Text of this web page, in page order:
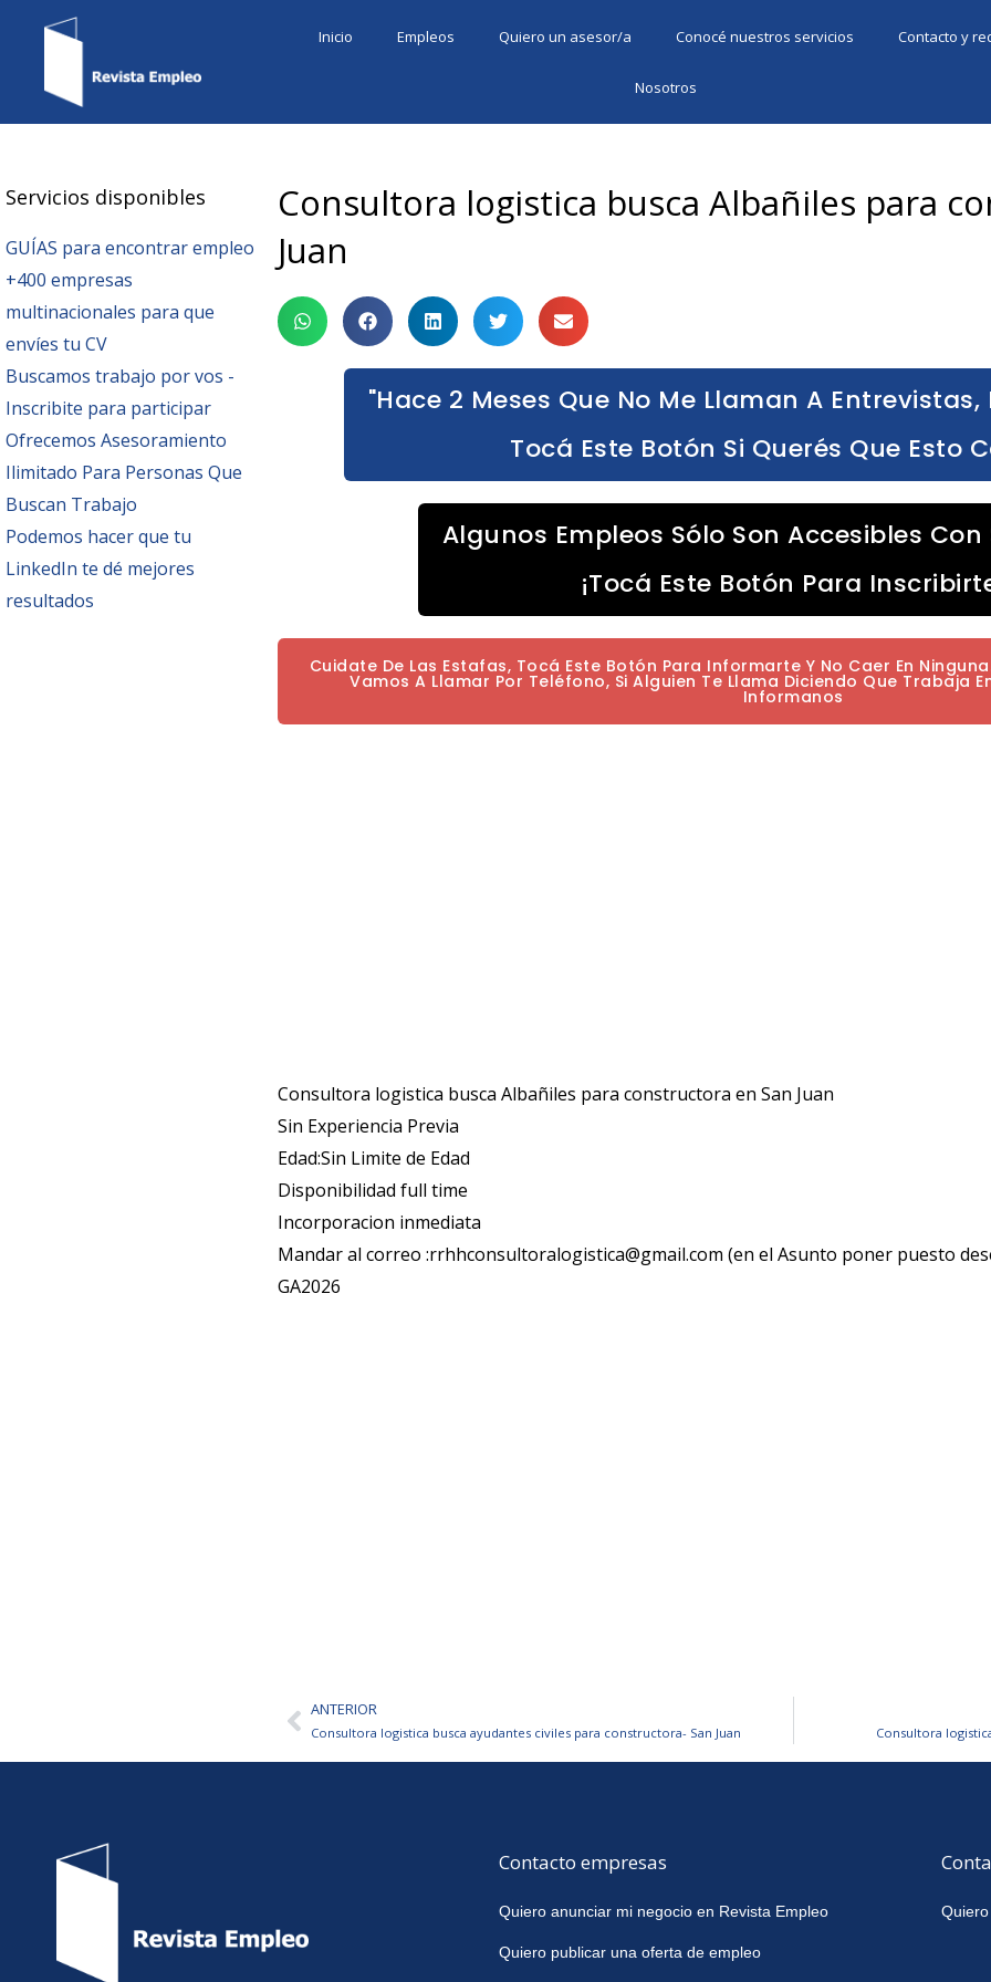
Inicio Empleos Quiero un asesor/a Conocé nuestros servicios Contacto y
Nosotros
Servicios disponibles
GUÍAS para encontrar empleo
+400 empresas
multinacionales para que
envíes tu CV
Buscamos trabajo por vos -
Inscribite para participar
Ofrecemos Asesoramiento
Ilimitado Para Personas Que
Buscan Trabajo
Podemos hacer que tu
LinkedIn te dé mejores
resultados
Consultora logistica busca Albañiles para
Juan
"Hace 2 Meses Que No Me Llaman A Entrevistas,
Tocá Este Botón Si Querés Que Esto
Algunos Empleos Sólo Son Accesibles
¡Tocá Este Botón Para
Cuidate De Las Estafas, Tocá Este Botón Para Informarte Y No Caer En
Vamos A Llamar Por Teléfono, Si Alguien Te Llama Diciendo Que Trabaja
Informanos
Consultora logistica busca Albañiles para constructora en San Juan
Sin Experiencia Previa
Edad:Sin Limite de Edad
Disponibilidad full time
Incorporacion inmediata
Mandar al correo :rrhhconsultoralogistica@gmail.com (en el Asunto poner puesto
GA2026
AntANTERIOR
Consultora logistica busca ayudantes civiles para constructora- San Juan Consultora
Contacto empresas
Quiero anunciar mi negocio en Revista Empleo
Quiero publicar una oferta de empleo